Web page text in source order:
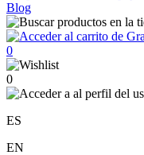
Blog
0
0
ES
EN